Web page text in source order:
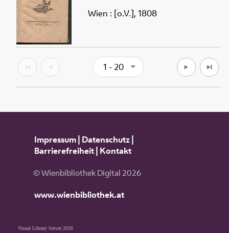
Wien : [o.V.], 1808
1 - 20
Impressum| Datenschutz|
Barrierefreiheit| Kontakt
© Wienbibliothek Digital 2026
www.wienbibliothek.at
Visual Library Server 2026